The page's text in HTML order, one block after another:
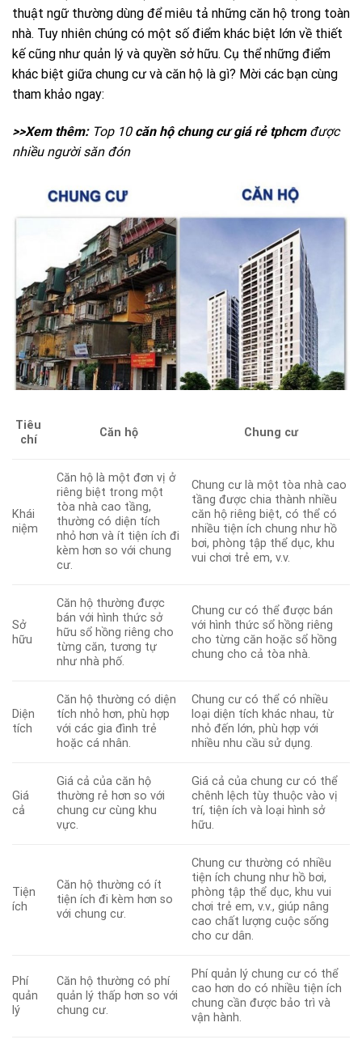
thuật ngữ thường dùng để miêu tả những căn hộ trong toàn
nhà. Tuy nhiên chúng có một số điểm khác biệt lớn về thiết
kế cũng như quản lý và quyền sở hữu. Cụ thể những điểm
khác biệt giữa chung cư và căn hộ là gì? Mời các bạn cùng
tham khảo ngay:
>>Xem thêm:Top 10 căn hộ chung cư giá rẻ tphcm được
nhiều người săn đón
Tiêu
chí
Căn hộ Chung cư
Khái
niệm
Căn hộ là một đơn vị ở
riêng biệt trong một
tòa nhà cao tầng,
thường có diện tích
nhỏ hơn và ít tiện ích đi
kèm hơn so với chung
cư.
Chung cư là một tòa nhà cao
tầng được chia thành nhiều
căn hộ riêng biệt, có thể có
nhiều tiện ích chung như hồ
bơi, phòng tập thể dục, khu
vui chơi trẻ em, v.v.
Sở
hữu
Căn hộ thường được
bán với hình thức sở
hữu sổ hồng riêng cho
từng căn, tương tự
như nhà phố.
Chung cư có thể được bán
với hình thức sổ hồng riêng
cho từng căn hoặc sổ hồng
chung cho cả tòa nhà.
Diện
tích
Căn hộ thường có diện
tích nhỏ hơn, phù hợp
với các gia đình trẻ
hoặc cá nhân.
Chung cư có thể có nhiều
loại diện tích khác nhau, từ
nhỏ đến lớn, phù hợp với
nhiều nhu cầu sử dụng.
Giá
cả
Giá cả của căn hộ
thường rẻ hơn so với
chung cư cùng khu
vực.
Giá cả của chung cư có thể
chênh lệch tùy thuộc vào vị
trí, tiện ích và loại hình sở
hữu.
Tiện
ích
Căn hộ thường có ít
tiện ích đi kèm hơn so
với chung cư.
Chung cư thường có nhiều
tiện ích chung như hồ bơi,
phòng tập thể dục, khu vui
chơi trẻ em, v.v., giúp nâng
cao chất lượng cuộc sống
cho cư dân.
Phí
quản
lý
Căn hộ thường có phí
quản lý thấp hơn so với
chung cư.
Phí quản lý chung cư có thể
cao hơn do có nhiều tiện ích
chung cần được bảo trì và
vận hành.